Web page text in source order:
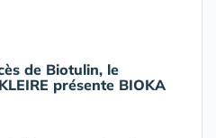
de Biotulin, le
présente BIOKA